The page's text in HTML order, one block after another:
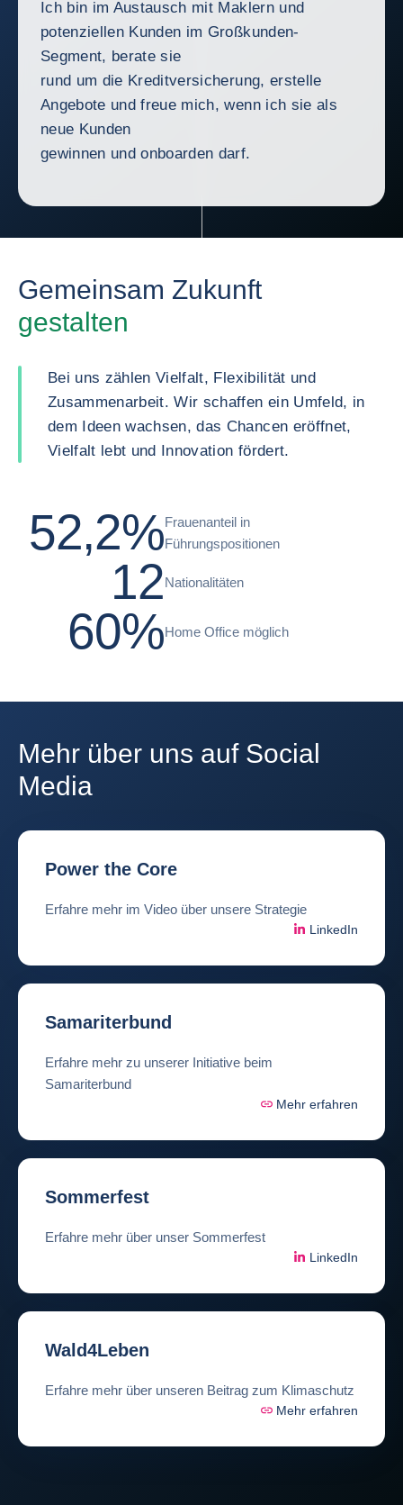
Ich bin im Austausch mit Maklern und
potenziellen Kunden im Großkunden-
Segment, berate sie
rund um die Kreditversicherung, erstelle
Angebote und freue mich, wenn ich sie als
neue Kunden
gewinnen und onboarden darf.
Gemeinsam Zukunft
gestalten
Bei uns zählen Vielfalt, Flexibilität und
Zusammenarbeit. Wir schaffen ein Umfeld, in
dem Ideen wachsen, das Chancen eröffnet,
Vielfalt lebt und Innovation fördert.
52,2%Frauenanteil in
Führungspositionen
12Nationalitäten
60%Home Office möglich
Mehr über uns auf Social
Media
Power the Core
Erfahre mehr im Video über unsere Strategie
LinkedIn
Samariterbund
Erfahre mehr zu unserer Initiative beim
Samariterbund
Mehr erfahren
Sommerfest
Erfahre mehr über unser Sommerfest
LinkedIn
Wald4Leben
Erfahre mehr über unseren Beitrag zum Klimaschutz
Mehr erfahren